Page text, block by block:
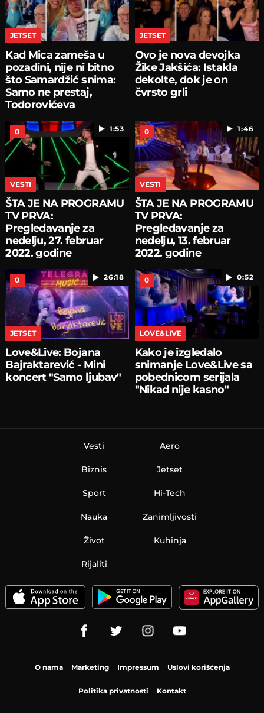
JETSET
Kad Mica zameša u
pozadini, nije ni bitno
što Samardžić snima:
Samo ne prestaj,
Todorovićeva
JETSET
Ovo je nova devojka
Žike Jakšića: Istakla
dekolte, dok je on
čvrsto grli
1:53
0
VESTI
ŠTA JE NA PROGRAMU
TV PRVA:
Pregledavanje za
nedelju, 27. februar
2022. godine
1:46
0
VESTI
ŠTA JE NA PROGRAMU
TV PRVA:
Pregledavanje za
nedelju, 13. februar
2022. godine
26:18
0
JETSET
Love&Live: Bojana
Bajraktarević - Mini
koncert "Samo ljubav"
0:52
0
LOVE&LIVE
Kako je izgledalo
snimanje Love&Live sa
pobednicom serijala
"Nikad nije kasno"
Vesti
Biznis
Sport
Nauka
Aero
Jetset
Hi-Tech
Zanimljivosti
Život Kuhinja
Rijaliti
O nama Marketing Impressum Uslovi korišćenja
Politika privatnosti Kontakt